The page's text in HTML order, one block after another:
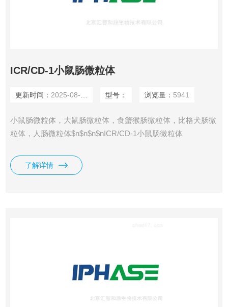
ICR/CD-1小鼠肠微粒体
更新时间： 2025-08-10 型号： 浏览量： 5941
小鼠肠微粒体，大鼠肠微粒体，食蟹猴肠微粒体，比格犬肠微
粒体，人肠微粒体$n$n$n$nICR/CD-1小鼠肠微粒体
10mg/mL
了解详情